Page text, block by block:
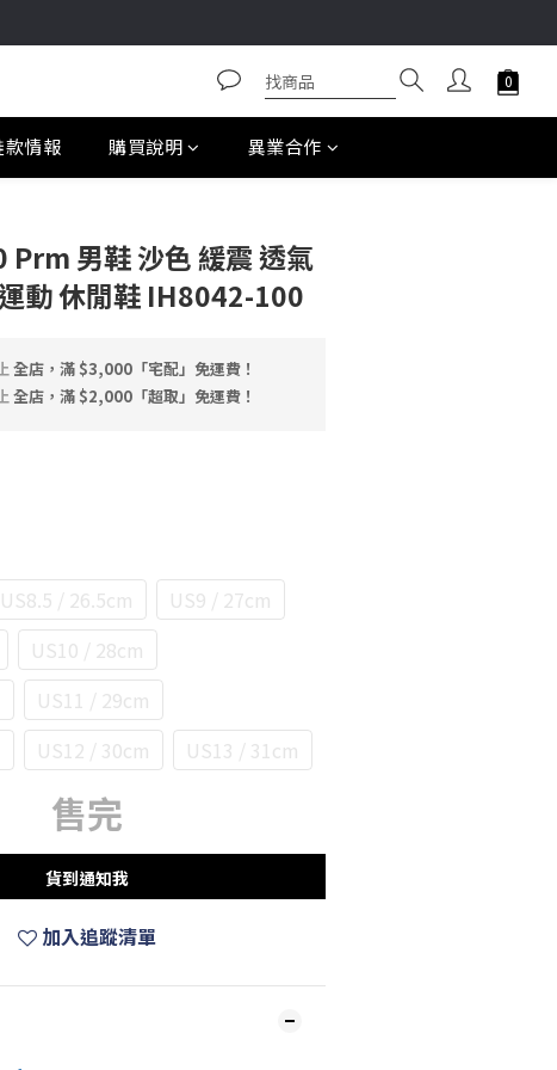
款情報 購買說明 異業合作
男鞋 沙色 緩震 透氣
動 休閒鞋 IH8042-100
全店，滿 $3,000「宅配」免運費！
全店，滿 $2,000「超取」免運費！
US8.5 / 26.5cm
US9 / 27cm
US10 / 28cm
US11 / 29cm
US12 / 30cm US13 / 31cm
售完
貨到通知我
加入追蹤清單